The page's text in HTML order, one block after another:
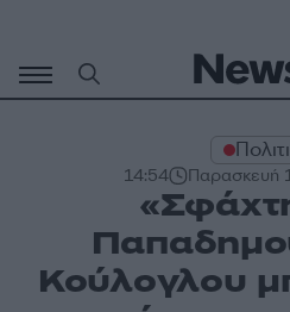
περιεχόμενο
14:54 Παρασκευή
Κούλογλου